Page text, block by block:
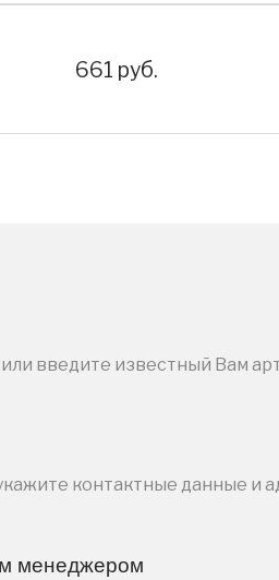
Цена:
661 руб.
введите известный Вам
контактные данные и
менеджером